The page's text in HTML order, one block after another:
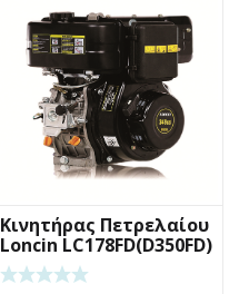
Κινητήρας Πετρελαίου
Loncin LC178FD(D350FD)
6,7Hp Σφήνα